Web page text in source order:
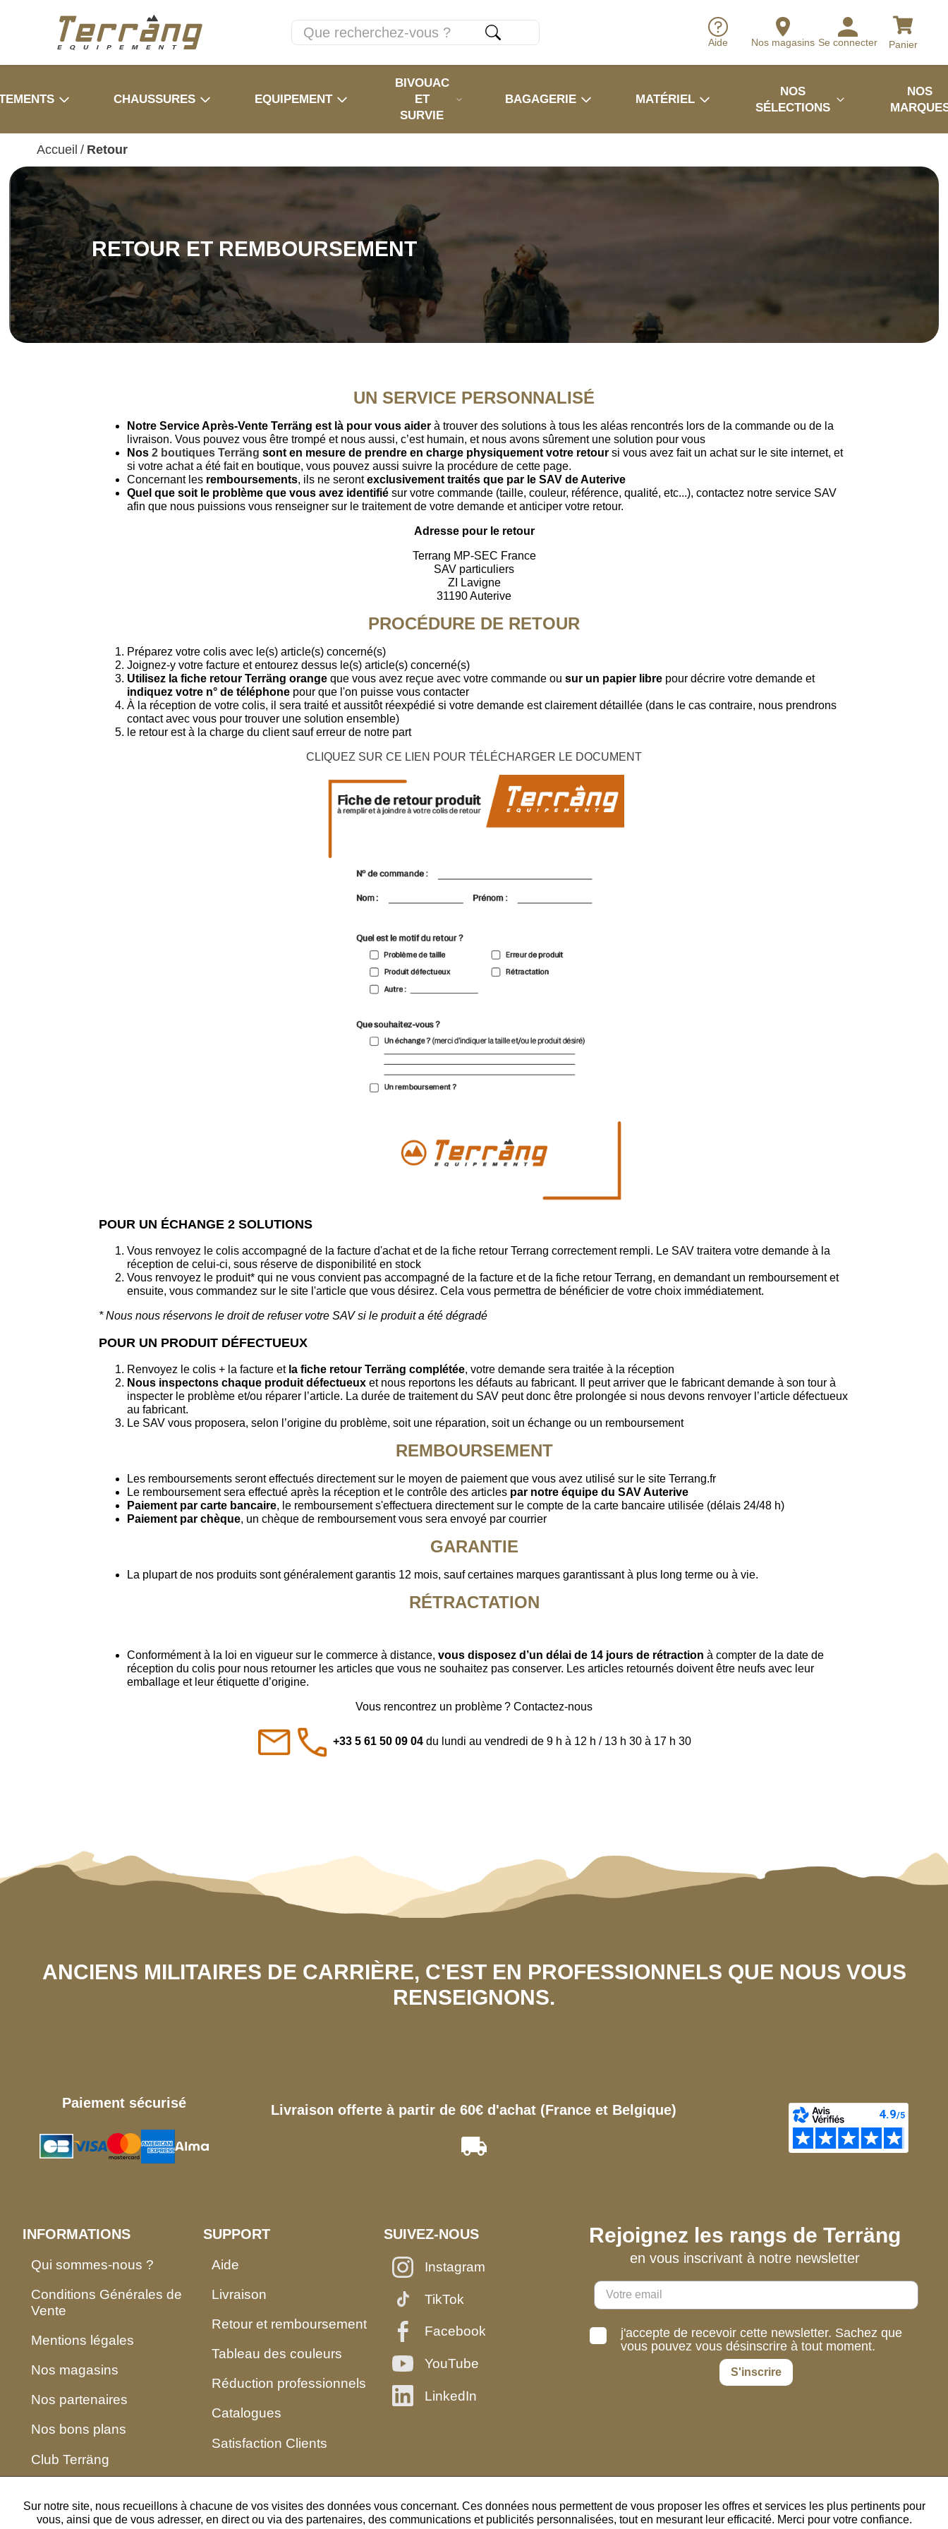
Aide Nos magasins Se connecter Panier
CHAUSSURES EQUIPEMENT
BIVOUAC
ET
SURVIE
BAGAGERIE MATÉRIEL
NOS
SÉLECTIONS
NOS
Accueil / Retour
RETOUR ET REMBOURSEMENT
UN SERVICE PERSONNALISÉ
Notre Service Après-Vente Terräng est là pour vous aider à trouver des solutions à tous les aléas rencontrés lors de la commande ou de la
livraison. Vous pouvez vous être trompé et nous aussi, c’est humain, et nous avons sûrement une solution pour vous
Nos 2 boutiques Terräng sont en mesure de prendre en charge physiquement votre retour si vous avez fait un achat sur le site internet, et
si votre achat a été fait en boutique, vous pouvez aussi suivre la procédure de cette page.
Concernant les remboursements, ils ne serontexclusivement traités que par le SAV de Auterive
Quel que soit le problème que vous avez identifié sur votre commande (taille, couleur, référence, qualité, etc...), contactez notre service SAV
afin que nous puissions vous renseigner sur le traitement de votre demande et anticiper votre retour.
Adresse pour le retour
Terrang MP-SEC France
SAV particuliers
ZI Lavigne
31190 Auterive
PROCÉDURE DE RETOUR
Préparez votre colis avec le(s) article(s) concerné(s)
Joignez-y votre facture et entourez dessus le(s) article(s) concerné(s)
Utilisez la fiche retour Terräng orange que vous avez reçue avec votre commande ou sur un papier libre pour décrire votre demande et
indiquez votre n° de téléphone pour que l'on puisse vous contacter
À la réception de votre colis, il sera traité et aussitôt réexpédié si votre demande est clairement détaillée (dans le cas contraire, nous prendrons
contact avec vous pour trouver une solution ensemble)
le retour est à la charge du client sauf erreur de notre part
CLIQUEZ SUR CE LIEN POUR TÉLÉCHARGER LE DOCUMENT
POUR UN ÉCHANGE 2 SOLUTIONS
Vous renvoyez le colis accompagné de la facture d'achat et de la fiche retour Terrang correctement rempli. Le SAV traitera votre demande à la
réception de celui-ci, sous réserve de disponibilité en stock
Vous renvoyez le produit* qui ne vous convient pas accompagné de la facture et de la fiche retour Terrang, en demandant un remboursement et
ensuite, vous commandez sur le site l'article que vous désirez. Cela vous permettra de bénéficier de votre choix immédiatement.
* Nous nous réservons le droit de refuser votre SAV si le produit a été dégradé
POUR UN PRODUIT DÉFECTUEUX
Renvoyez le colis + la facture et la fiche retour Terräng complétée, votre demande sera traitée à la réception
Nous inspectons chaque produit défectueux et nous reportons les défauts au fabricant. Il peut arriver que le fabricant demande à son tour à
inspecter le problème et/ou réparer l’article. La durée de traitement du SAV peut donc être prolongée si nous devons renvoyer l’article défectueux
au fabricant.
Le SAV vous proposera, selon l’origine du problème, soit une réparation, soit un échange ou un remboursement
REMBOURSEMENT
Les remboursements seront effectués directement sur le moyen de paiement que vous avez utilisé sur le site Terrang.fr
Le remboursement sera effectué après la réception et le contrôle des articles par notre équipe du SAV Auterive
Paiement par carte bancaire, le remboursement s'effectuera directement sur le compte de la carte bancaire utilisée (délais 24/48 h)
Paiement par chèque, un chèque de remboursement vous sera envoyé par courrier
GARANTIE
La plupart de nos produits sont généralement garantis 12 mois, sauf certaines marques garantissant à plus long terme ou à vie.
RÉTRACTATION
Conformément à la loi en vigueur sur le commerce à distance, vous disposez d’un délai de 14 jours de rétraction à compter de la date de
réception du colis pour nous retourner les articles que vous ne souhaitez pas conserver. Les articles retournés doivent être neufs avec leur
emballage et leur étiquette d’origine.
Vous rencontrez un problème ? Contactez-nous
+33 5 61 50 09 04 du lundi au vendredi de 9 h à 12 h / 13 h 30 à 17 h 30
ANCIENS MILITAIRES DE CARRIÈRE, C'EST EN PROFESSIONNELS QUE NOUS VOUS
RENSEIGNONS.
Paiement sécurisé Livraison offerte à partir de 60€ d'achat (France et Belgique)
INFORMATIONS
Qui sommes-nous ?
Conditions Générales de
Vente
Mentions légales
Nos magasins
Nos partenaires
Nos bons plans
Club Terräng
SUPPORT
Aide
Livraison
Retour et remboursement
Tableau des couleurs
Réduction professionnels
Catalogues
Satisfaction Clients
SUIVEZ-NOUS
Instagram
TikTok
Facebook
YouTube
LinkedIn
Rejoignez les rangs de Terräng
en vous inscrivant à notre newsletter
j'accepte de recevoir cette newsletter. Sachez que
vous pouvez vous désinscrire à tout moment.
S'inscrire
Sur notre site, nous recueillons à chacune de vos visites des données vous concernant. Ces données nous permettent de vous proposer les offres et services les plus pertinents pour
vous, ainsi que de vous adresser, en direct ou via des partenaires, des communications et publicités personnalisées, tout en mesurant leur efficacité. Merci pour votre confiance.